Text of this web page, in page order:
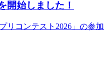
開始しました！
リコンテスト2026」の参加